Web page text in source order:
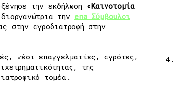
την εκδήλωση «Καινοτομία
την ena Σύμβουλοι
στην αγροδιατροφή στην
νέοι επαγγελματίες, αγρότες,
της
τομέα.